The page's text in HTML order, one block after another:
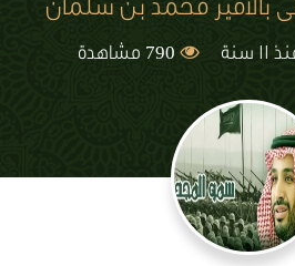
بالأمير محمد بن سلمان
11 سنة 790 مشاهدة